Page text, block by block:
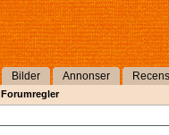
Bilder Annonser
Forumregler